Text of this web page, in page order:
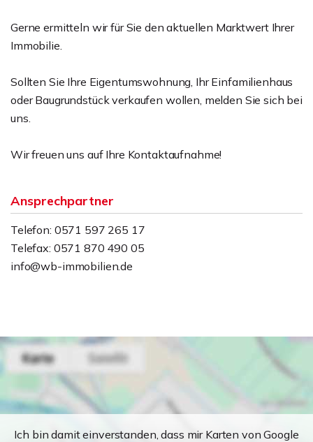
Gerne ermitteln wir für Sie den aktuellen Marktwert Ihrer
Immobilie.
Sollten Sie Ihre Eigentumswohnung, Ihr Einfamilienhaus
oder Baugrundstück verkaufen wollen, melden Sie sich bei
uns.
Wir freuen uns auf Ihre Kontaktaufnahme!
Ansprechpartner
Telefon: 0571 597 265 17
Telefax: 0571 870 490 05
info@wb-immobilien.de
Ich bin damit einverstanden, dass mir Karten von Google